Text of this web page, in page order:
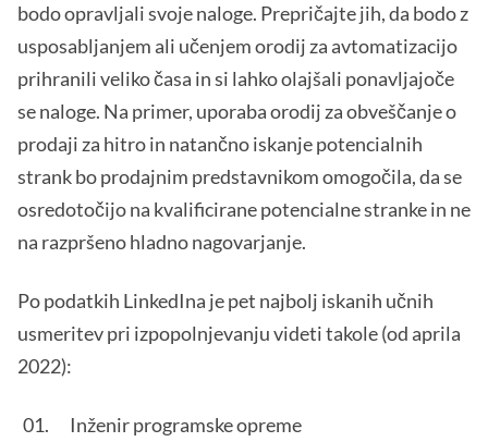
bodo opravljali svoje naloge. Prepričajte jih, da bodo z
usposabljanjem ali učenjem orodij za avtomatizacijo
prihranili veliko časa in si lahko olajšali ponavljajoče
se naloge. Na primer, uporaba orodij za obveščanje o
prodaji za hitro in natančno iskanje potencialnih
strank bo prodajnim predstavnikom omogočila, da se
osredotočijo na kvalificirane potencialne stranke in ne
na razpršeno hladno nagovarjanje.
Po podatkih LinkedIna je pet najbolj iskanih učnih
usmeritev pri izpopolnjevanju videti takole (od aprila
2022):
Inženir programske opreme